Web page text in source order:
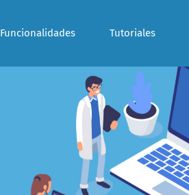
Funcionalidades Tutoriales